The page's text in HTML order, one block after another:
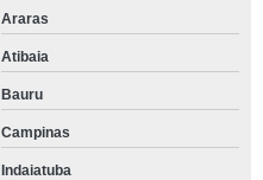
Araras
Atibaia
Bauru
Campinas
Indaiatuba